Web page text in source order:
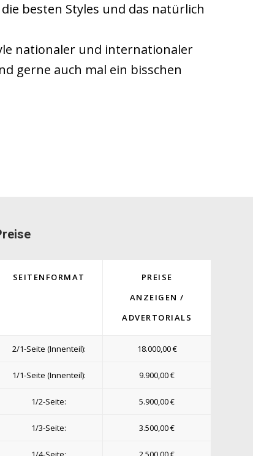
besten Styles und das natürlich
nationaler und internationaler
gerne auch mal ein bisschen
SEITENFORMAT
PREISE
ANZEIGEN /
ADVERTORIALS
2/1-Seite (Innenteil): 18.000,00 €
1/1-Seite (Innenteil): 9.900,00 €
1/2-Seite: 5.900,00 €
1/3-Seite: 3.500,00 €